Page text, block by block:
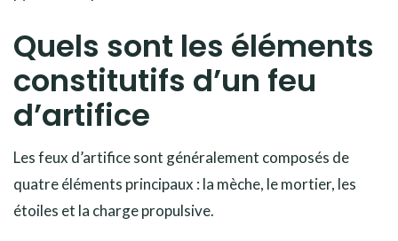
Quels sont les éléments
constitutifs d’un feu
d’artifice
Les feux d’artifice sont généralement composés de
quatre éléments principaux : la mèche, le mortier, les
étoiles et la charge propulsive.